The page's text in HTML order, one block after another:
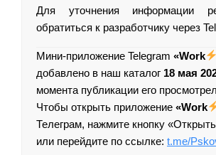
Для уточнения информации
обратиться к разработчику через
Мини-приложение Telegram «Work
добавлено в наш каталог 18 мая
момента публикации его
Чтобы открыть приложение «Work
Телеграм, нажмите кнопку
или перейдите по ссылке: t.me/